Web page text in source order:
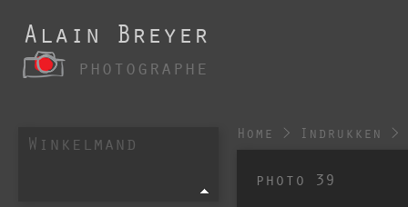
Alain Breyer
photographe
Winkelmand
Home > Indrukken >
photo 39